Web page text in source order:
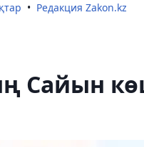
Редакция Zakon.kz
Сайын